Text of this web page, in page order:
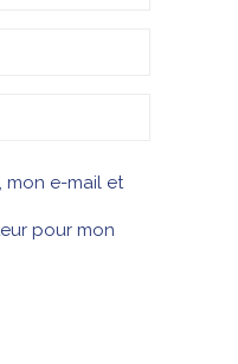
mon e-mail et
pour mon